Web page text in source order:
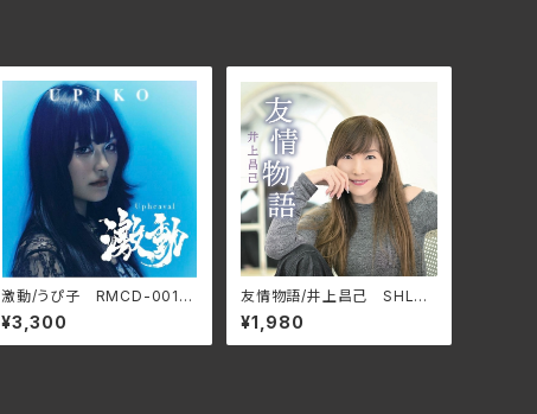
激動/うぴ子 RMCD-001
(仕様:CD)
¥3,300
友情物語/井上昌己 SHLA-
0022(仕様:CD)
¥1,980